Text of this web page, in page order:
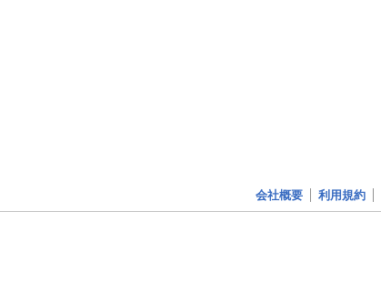
会社概要 利用規約